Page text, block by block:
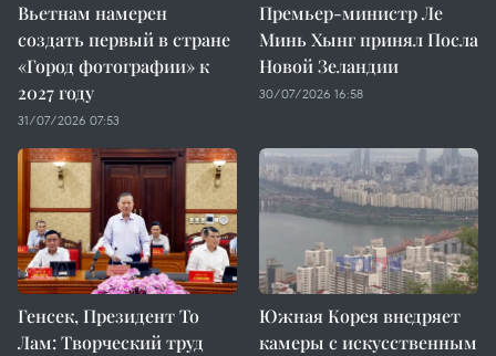
Вьетнам намерен
создать первый в стране
«Город фотографии» к
2027 году
31/07/2026 07:53
Премьер-министр Ле
Минь Хынг принял Посла
Новой Зеландии
30/07/2026 16:58
Генсек, Президент То
Лам: Творческий труд
Южная Корея внедряет
камеры с искусственным